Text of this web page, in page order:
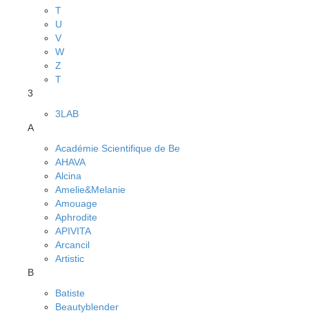
T
U
V
W
Z
Т
3
3LAB
A
Académie Scientifique de Be
AHAVA
Alcina
Amelie&Melanie
Amouage
Aphrodite
APIVITA
Arcancil
Artistic
B
Batiste
Beautyblender